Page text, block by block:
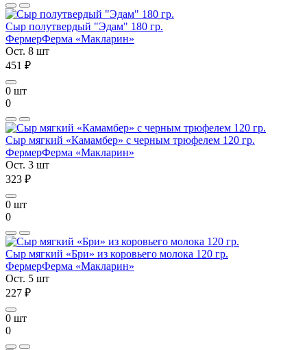
Сыр полутвердый "Эдам" 180 гр.
ФермерФерма «Макларин»
Ост. 8 шт
451 ₽
0 шт
0
Сыр мягкий «Камамбер» с черным трюфелем 120 гр.
ФермерФерма «Макларин»
Ост. 3 шт
323 ₽
0 шт
0
Сыр мягкий «Бри» из коровьего молока 120 гр.
ФермерФерма «Макларин»
Ост. 5 шт
227 ₽
0 шт
0